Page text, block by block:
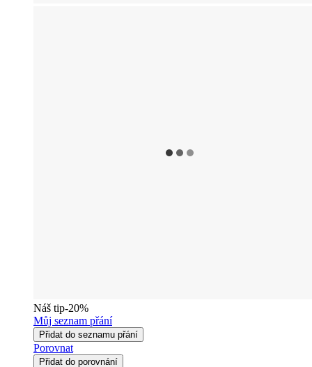
Náš tip-20%
Můj seznam přání
Přidat do seznamu přání
Porovnat
Přidat do porovnání